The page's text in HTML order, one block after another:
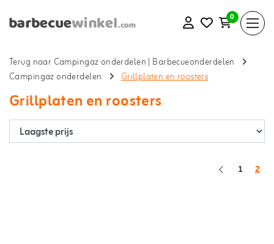
0
Terug naar Campingaz onderdelen | Barbecueonderdelen
Campingaz onderdelen
Grillplaten en roosters
Grillplaten en roosters
1 2